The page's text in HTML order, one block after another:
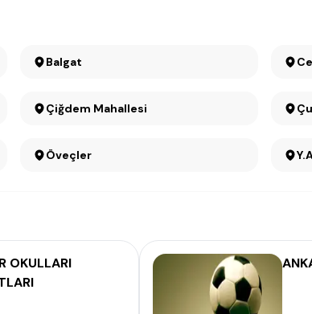
Balgat
Çiğdem Mahallesi
Öveçler
OKULLARI